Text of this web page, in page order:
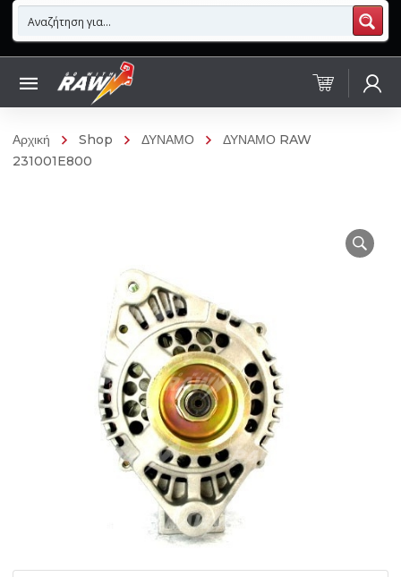
Αρχική Shop ΔΥΝΑΜΟ
ΔΥΝΑΜΟ RAW
231001E800